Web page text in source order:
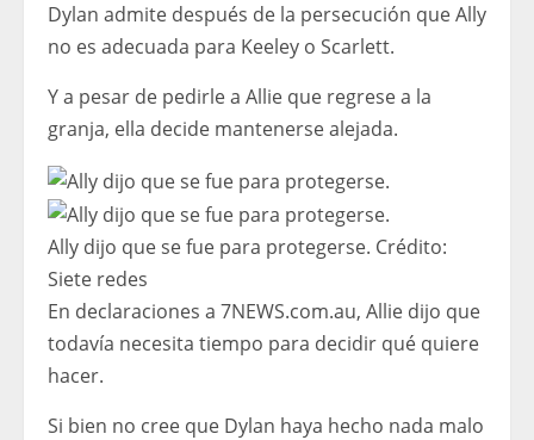
Dylan admite después de la persecución que Ally
no es adecuada para Keeley o Scarlett.
Y a pesar de pedirle a Allie que regrese a la
granja, ella decide mantenerse alejada.
Ally dijo que se fue para protegerse. Crédito:
Siete redes
En declaraciones a 7NEWS.com.au, Allie dijo que
todavía necesita tiempo para decidir qué quiere
hacer.
Si bien no cree que Dylan haya hecho nada malo